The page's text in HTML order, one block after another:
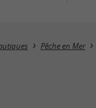
Pêche en Mer